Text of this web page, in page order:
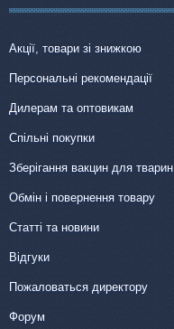
Акції, товари зі знижкою
Персональні рекомендації
Дилерам та оптовикам
Спільні покупки
Зберігання вакцин для тварин
Обмін і повернення товару
Статті та новини
Відгуки
Пожаловаться директору
Форум